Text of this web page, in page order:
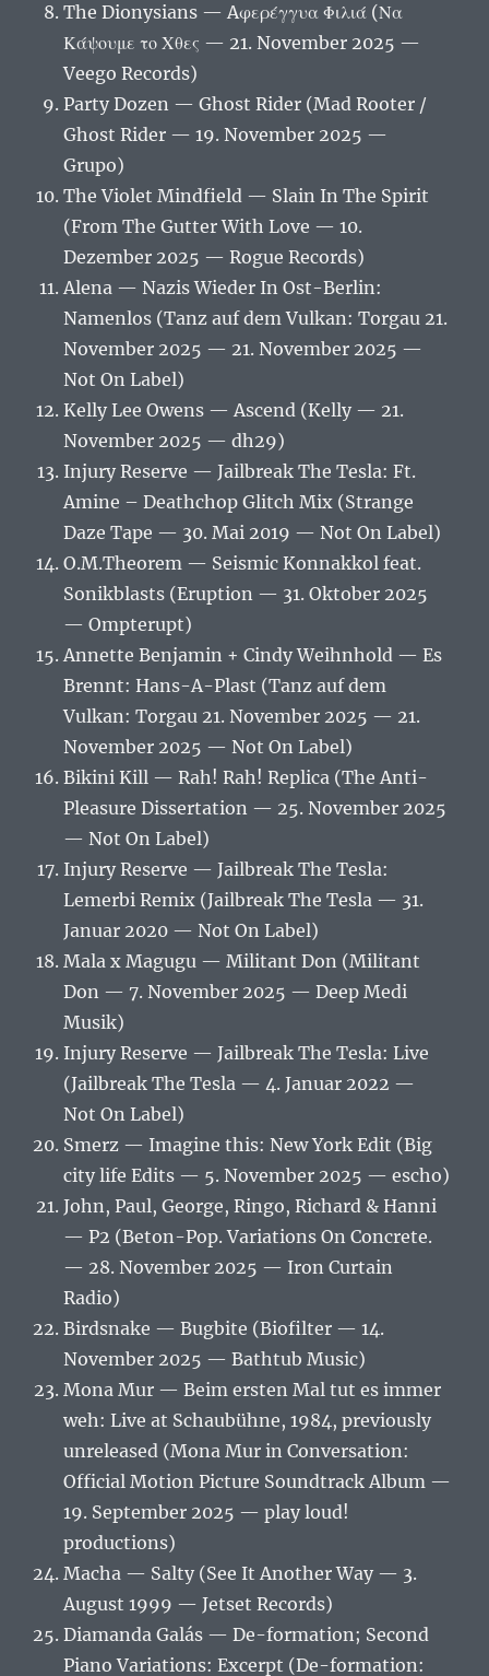
The Dionysians — Aφερέγγυα Φιλιά (Να
Κάψουμε το Χθες — 21. November 2025 —
Veego Records)
Party Dozen — Ghost Rider (Mad Rooter /
Ghost Rider — 19. November 2025 —
Grupo)
The Violet Mindfield — Slain In The Spirit
(From The Gutter With Love — 10.
Dezember 2025 — Rogue Records)
Alena — Nazis Wieder In Ost-Berlin:
Namenlos (Tanz auf dem Vulkan: Torgau 21.
November 2025 — 21. November 2025 —
Not On Label)
Kelly Lee Owens — Ascend (Kelly — 21.
November 2025 — dh29)
Injury Reserve — Jailbreak The Tesla: Ft.
Amine – Deathchop Glitch Mix (Strange
Daze Tape — 30. Mai 2019 — Not On Label)
O.M.Theorem — Seismic Konnakkol feat.
Sonikblasts (Eruption — 31. Oktober 2025
— Ompterupt)
Annette Benjamin + Cindy Weihnhold — Es
Brennt: Hans-A-Plast (Tanz auf dem
Vulkan: Torgau 21. November 2025 — 21.
November 2025 — Not On Label)
Bikini Kill — Rah! Rah! Replica (The Anti-
Pleasure Dissertation — 25. November 2025
— Not On Label)
Injury Reserve — Jailbreak The Tesla:
Lemerbi Remix (Jailbreak The Tesla — 31.
Januar 2020 — Not On Label)
Mala x Magugu — Militant Don (Militant
Don — 7. November 2025 — Deep Medi
Musik)
Injury Reserve — Jailbreak The Tesla: Live
(Jailbreak The Tesla — 4. Januar 2022 —
Not On Label)
Smerz — Imagine this: New York Edit (Big
city life Edits — 5. November 2025 — escho)
John, Paul, George, Ringo, Richard & Hanni
— P2 (Beton-Pop. Variations On Concrete.
— 28. November 2025 — Iron Curtain
Radio)
Birdsnake — Bugbite (Biofilter — 14.
November 2025 — Bathtub Music)
Mona Mur — Beim ersten Mal tut es immer
weh: Live at Schaubühne, 1984, previously
unreleased (Mona Mur in Conversation:
Official Motion Picture Soundtrack Album —
19. September 2025 — play loud!
productions)
Macha — Salty (See It Another Way — 3.
August 1999 — Jetset Records)
Diamanda Galás — De-formation; Second
Piano Variations: Excerpt (De-formation: